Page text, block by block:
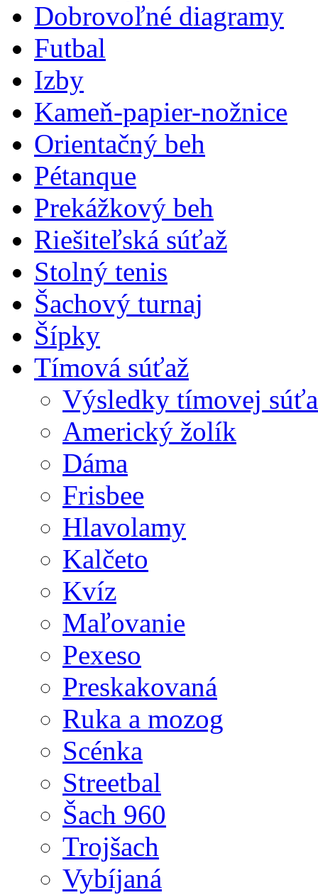
Dobrovoľné diagramy
Futbal
Izby
Kameň-papier-nožnice
Orientačný beh
Pétanque
Prekážkový beh
Riešiteľská súťaž
Stolný tenis
Šachový turnaj
Šípky
Tímová súťaž
Výsledky tímovej
Americký žolík
Dáma
Frisbee
Hlavolamy
Kalčeto
Kvíz
Maľovanie
Pexeso
Preskakovaná
Ruka a mozog
Scénka
Streetbal
Šach 960
Trojšach
Vybíjaná